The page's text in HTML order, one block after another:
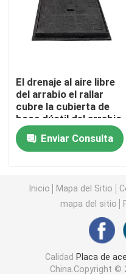
hoja acanalada del
Tubo sin soldadura
Colocación de la
Perno y nueces
Alambre del hierro
malla de alambre
El drenaje al aire libre
del arrabio el rallar
cubre la cubierta de
boca dúctil del arrabio
Enviar Consulta
Inicio Mapa del Sitio
mapa del sitio
Calidad Placa de
China.Copyright ©